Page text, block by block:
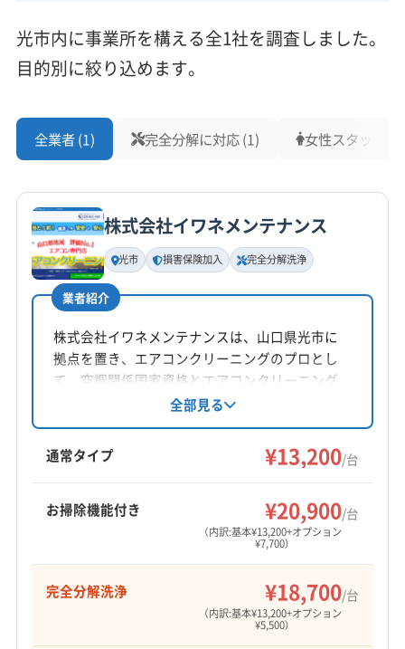
光市内に事業所を構える全1社を調査しました。
目的別に絞り込めます。
全業者 (1) 完全分解に対応 (1) 女性スタッフ在
株式会社イワネメンテナンス
光市 損害保険加入 完全分解洗浄
業者紹介
株式会社イワネメンテナンスは、山口県光市に
拠点を置き、エアコンクリーニングのプロとし
て、空調関係国家資格とエアコンクリーニング
技能士の資格を持つスタッフが在籍していま
す。30日間の保証と損害保険加入で安心。家庭
用から業務用まで対応し、完全分解洗浄にも対
応しています。土日祝日も営業し、地域密着型
全部見る
通常タイプ ¥13,200/台
お掃除機能付き ¥20,900/台
（内訳:基本¥13,200+オプション
¥7,700）
完全分解洗浄 ¥18,700/台
（内訳:基本¥13,200+オプション
¥5,500）